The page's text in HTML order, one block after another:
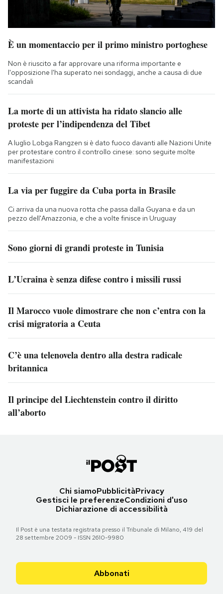
È un momentaccio per il primo ministro portoghese
Non è riuscito a far approvare una riforma importante e
l'opposizione l'ha superato nei sondaggi, anche a causa di due
scandali
La morte di un attivista ha ridato slancio alle
proteste per l’indipendenza del Tibet
A luglio Lobga Rangzen si è dato fuoco davanti alle Nazioni Unite
per protestare contro il controllo cinese: sono seguite molte
manifestazioni
La via per fuggire da Cuba porta in Brasile
Ci arriva da una nuova rotta che passa dalla Guyana e da un
pezzo dell'Amazzonia, e che a volte finisce in Uruguay
Sono giorni di grandi proteste in Tunisia
L’Ucraina è senza difese contro i missili russi
Il Marocco vuole dimostrare che non c’entra con la
crisi migratoria a Ceuta
C’è una telenovela dentro alla destra radicale
britannica
Il principe del Liechtenstein contro il diritto
all’aborto
Chi siamoPubblicitàPrivacy
Gestisci le preferenzeCondizioni d'uso
Dichiarazione di accessibilità
Il Post è una testata registrata presso il Tribunale di Milano, 419 del
28 settembre 2009 - ISSN 2610-9980
Abbonati